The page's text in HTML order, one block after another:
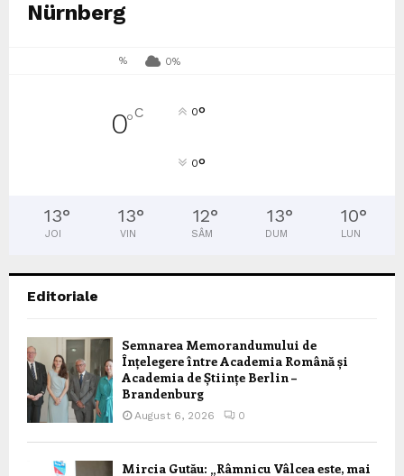
Nürnberg
% 0%
0°C 0°
0°
13°
JOI
13°
VIN
12°
SÂM
13°
DUM
10°
LUN
Editoriale
Semnarea Memorandumului de
Înțelegere între Academia Română și
Academia de Științe Berlin –
Brandenburg
August 6, 2026 0
Mircia Gutău: „Râmnicu Vâlcea este, mai